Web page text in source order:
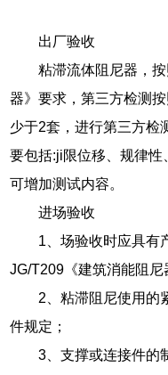
出厂验收
粘滞流体阻尼器，
器》要求，第三方检测
少于2套，进行第三方检
要包括:ji限位移、规律性
可增加测试内容。
进场验收
1、场验收时应具有
JG/T209《建筑消能阻尼
2、粘滞阻尼使用的
件规定；
3、支撑或连接件的